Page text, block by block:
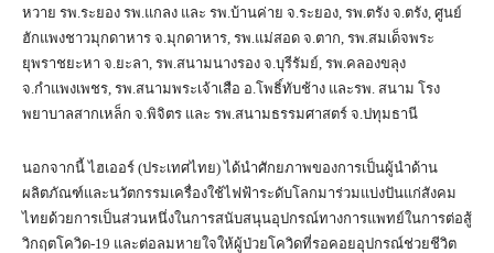
หวาย รพ.ระยอง รพ.แกลง และ รพ.บ้านค่าย จ.ระยอง, รพ.ตรัง จ.ตรัง, ศูนย์
ฮักแพงชาวมุกดาหาร จ.มุกดาหาร, รพ.แม่สอด จ.ตาก, รพ.สมเด็จพระ
ยุพราชยะหา จ.ยะลา, รพ.สนามนางรอง จ.บุรีรัมย์, รพ.คลองขลุง
จ.กำแพงเพชร, รพ.สนามพระเจ้าเสือ อ.โพธิ์ทับช้าง และรพ. สนาม โรง
พยาบาลสากเหล็ก จ.พิจิตร และ รพ.สนามธรรมศาสตร์ จ.ปทุมธานี
นอกจากนี้ ไฮเออร์ (ประเทศไทย) ได้นำศักยภาพของการเป็นผู้นำด้าน
ผลิตภัณฑ์และนวัตกรรมเครื่องใช้ไฟฟ้าระดับโลกมาร่วมแบ่งปันแก่สังคม
ไทยด้วยการเป็นส่วนหนึ่งในการสนับสนุนอุปกรณ์ทางการแพทย์ในการต่อสู้
วิกฤตโควิด-19 และต่อลมหายใจให้ผู้ป่วยโควิดที่รอคอยอุปกรณ์ช่วยชีวิต